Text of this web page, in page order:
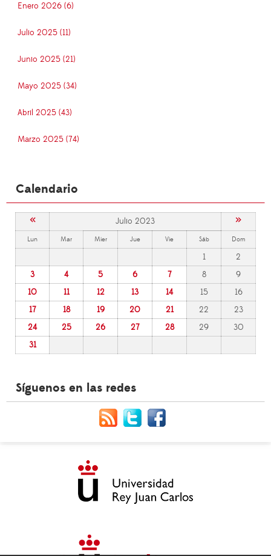
Enero 2026 (6)
Julio 2025 (11)
Junio 2025 (21)
Mayo 2025 (34)
Abril 2025 (43)
Marzo 2025 (74)
Calendario
« Julio 2023 »
Lun Mar Mier Jue Vie Sáb Dom
1
2
3
4 5 6 7 8
9
10
11 12 13 14 15
16
17
18 19 20 21 22
23
24
25 26 27 28 29
30
31
Síguenos en las redes